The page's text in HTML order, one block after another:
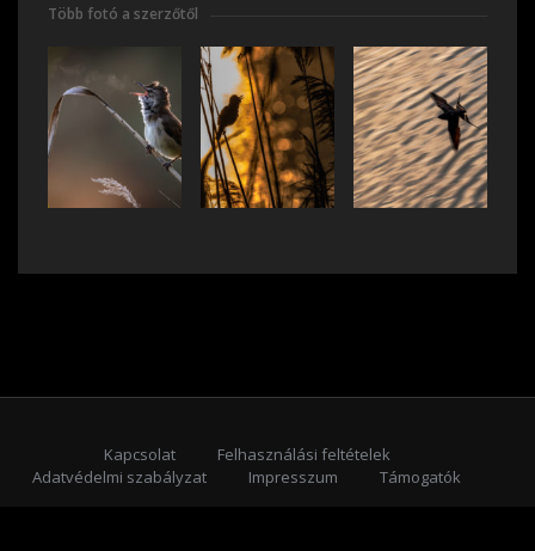
Több fotó a szerzőtől
Kapcsolat
Felhasználási feltételek
Adatvédelmi szabályzat
Impresszum
Támogatók